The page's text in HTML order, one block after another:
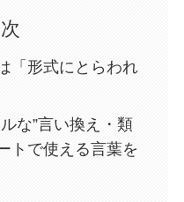
「形式にとらわれ
な”言い換え・類
トで使える言葉を